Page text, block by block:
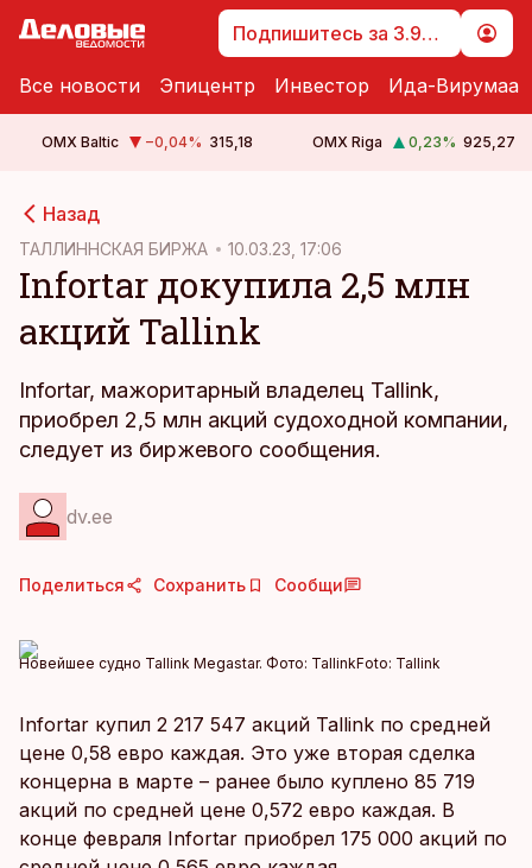
Подпишитесь за 3.99 €
Все новости Эпицентр Инвестор Ида-Вирумаа
OMX Baltic −0,04% 315,18 OMX Riga 0,23% 925,27
Назад
ТАЛЛИННСКАЯ БИРЖА 10.03.23, 17:06
Infortar докупила 2,5 млн
акций Tallink
Infortar, мажоритарный владелец Tallink,
приобрел 2,5 млн акций судоходной компании,
следует из биржевого сообщения.
dv.ee
Поделиться Сохранить Сообщи
Новейшее судно Tallink Megastar. Фото: TallinkFoto: Tallink
Infortar купил 2 217 547 акций Tallink по средней
цене 0,58 евро каждая. Это уже вторая сделка
концерна в марте – ранее было куплено 85 719
акций по средней цене 0,572 евро каждая. В
конце февраля Infortar приобрел 175 000 акций по